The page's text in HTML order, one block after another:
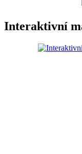
Interaktivní